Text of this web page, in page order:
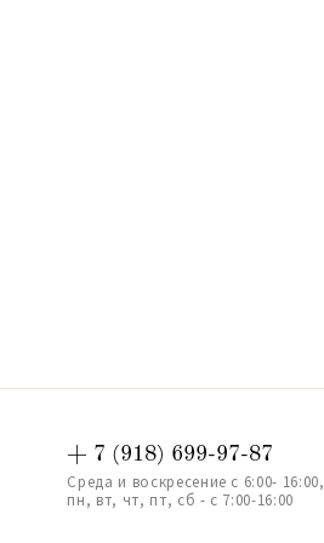
+ 7 (918) 699-97-87
Среда и воскресение с 6:00- 16:00,
пн, вт, чт, пт, сб - с 7:00-16:00